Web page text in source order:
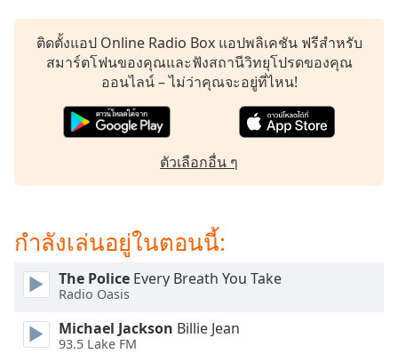
selected
modal
window.
Beginning
ติดตั้งแอป Online Radio Box แอปพลิเคชัน ฟรีสำหรับ
สมาร์ตโฟนของคุณและฟังสถานีวิทยุโปรดของคุณ
ออนไลน์ – ไม่ว่าคุณจะอยู่ที่ไหน!
ตัวเลือกอื่น ๆ
กำลังเล่นอยู่ในตอนนี้:
The Police Every Breath You Take
Radio Oasis
Michael Jackson Billie Jean
93.5 Lake FM